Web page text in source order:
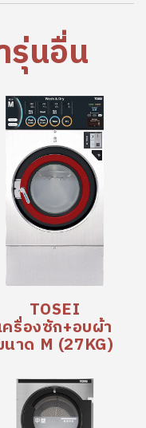
รุ่นอื่น
TOSEI
ครื่องซัก+อบผ้า
นาด M (27KG)